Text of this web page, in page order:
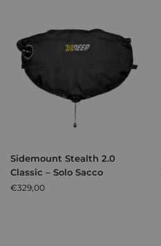
Sidemount Stealth 2.0
Classic – Solo Sacco
€329,00